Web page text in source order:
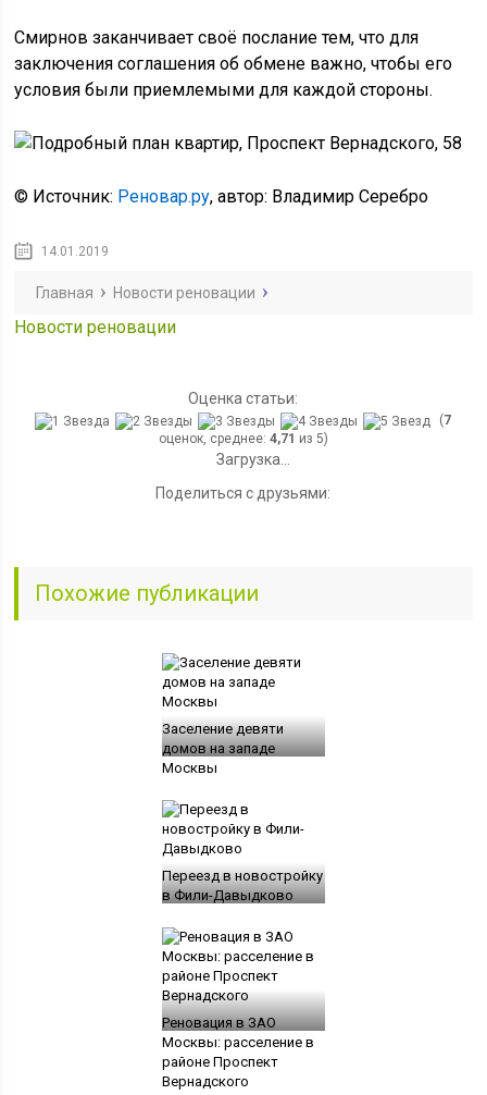
Смирнов заканчивает своё послание тем, что для
заключения соглашения об обмене важно, чтобы его
условия были приемлемыми для каждой стороны.
© Источник: Реновар.ру, автор: Владимир Серебро
14.01.2019
Главная Новости реновации
Новости реновации
Оценка статьи:
(7
оценок, среднее: 4,71 из 5)
Загрузка...
Поделиться с друзьями:
Похожие публикации
Заселение девяти
домов на западе
Москвы
Переезд в новостройку
в Фили-Давыдково
Реновация в ЗАО
Москвы: расселение в
районе Проспект
Вернадского